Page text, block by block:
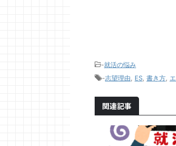
-就活の悩み
-志望理由 ES 書き方
関連記事